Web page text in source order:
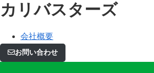
カリバスターズ
会社概要
お問い合わせ